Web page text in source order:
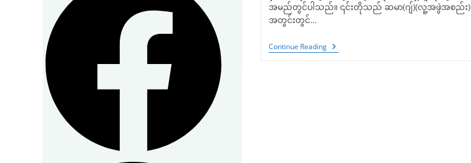
အမည်တွင်ပါသည်။ ၎င်းတိုသည် ဆမာ(ဂျ်)(လူ့အဖွဲအစည်း)
အတွင်းတွင်…
Continue ReadingGuru
Dakshina